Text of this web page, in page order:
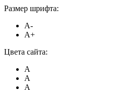
Размер шрифта:
A-
A+
Цвета сайта:
A
A
A